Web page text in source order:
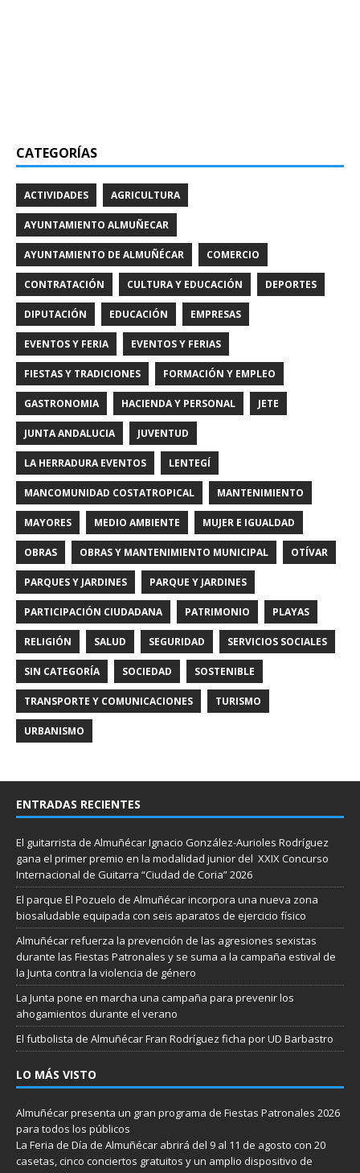
CATEGORÍAS
ACTIVIDADES AGRICULTURA
AYUNTAMIENTO ALMUÑECAR
AYUNTAMIENTO DE ALMUÑÉCAR COMERCIO
CONTRATACIÓN CULTURA Y EDUCACIÓN DEPORTES
DIPUTACIÓN EDUCACIÓN EMPRESAS
EVENTOS Y FERIA EVENTOS Y FERIAS
FIESTAS Y TRADICIONES FORMACIÓN Y EMPLEO
GASTRONOMIA HACIENDA Y PERSONAL JETE
JUNTA ANDALUCIA JUVENTUD
LA HERRADURA EVENTOS LENTEGÍ
MANCOMUNIDAD COSTATROPICAL MANTENIMIENTO
MAYORES MEDIO AMBIENTE MUJER E IGUALDAD
OBRAS OBRAS Y MANTENIMIENTO MUNICIPAL OTÍVAR
PARQUES Y JARDINES PARQUE Y JARDINES
PARTICIPACIÓN CIUDADANA PATRIMONIO PLAYAS
RELIGIÓN SALUD SEGURIDAD SERVICIOS SOCIALES
SIN CATEGORÍA SOCIEDAD SOSTENIBLE
TRANSPORTE Y COMUNICACIONES TURISMO
URBANISMO
ENTRADAS RECIENTES
El guitarrista de Almuñécar Ignacio González-Aurioles Rodríguez
gana el primer premio en la modalidad junior del XXIX Concurso
Internacional de Guitarra “Ciudad de Coria” 2026
El parque El Pozuelo de Almuñécar incorpora una nueva zona
biosaludable equipada con seis aparatos de ejercicio físico
Almuñécar refuerza la prevención de las agresiones sexistas
durante las Fiestas Patronales y se suma a la campaña estival de
la Junta contra la violencia de género
La Junta pone en marcha una campaña para prevenir los
ahogamientos durante el verano
El futbolista de Almuñécar Fran Rodríguez ficha por UD Barbastro
LO MÁS VISTO
Almuñécar presenta un gran programa de Fiestas Patronales 2026
para todos los públicos
La Feria de Día de Almuñécar abrirá del 9 al 11 de agosto con 20
casetas, cinco conciertos gratuitos y un amplio dispositivo de